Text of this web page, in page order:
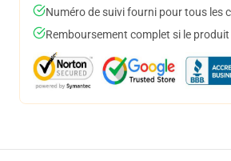
Numéro de suivi fourni pour tous les
Remboursement complet si le produit